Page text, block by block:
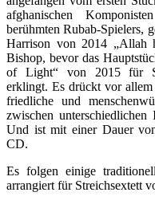
afghanischen
berühmten Rubab-Spielers,
Harrison von 2014 „Allah
Bishop, bevor das
of Light“ von 2015 für
erklingt. Es drückt vor
friedliche und
zwischen unterschiedlichen
Und ist mit einer Dauer
CD.
Es folgen einige
arrangiert für Streichsextett